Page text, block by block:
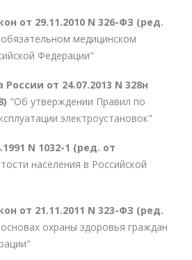
от 29.11.2010 N 326-ФЗ (ред.
медицинском
Федерации"
от 24.07.2013 N 328н
"Об утверждении Правил по
электроустановок"
N 1032-1 (ред. от
населения в Российской
от 21.11.2011 N 323-ФЗ (ред.
охраны здоровья граждан